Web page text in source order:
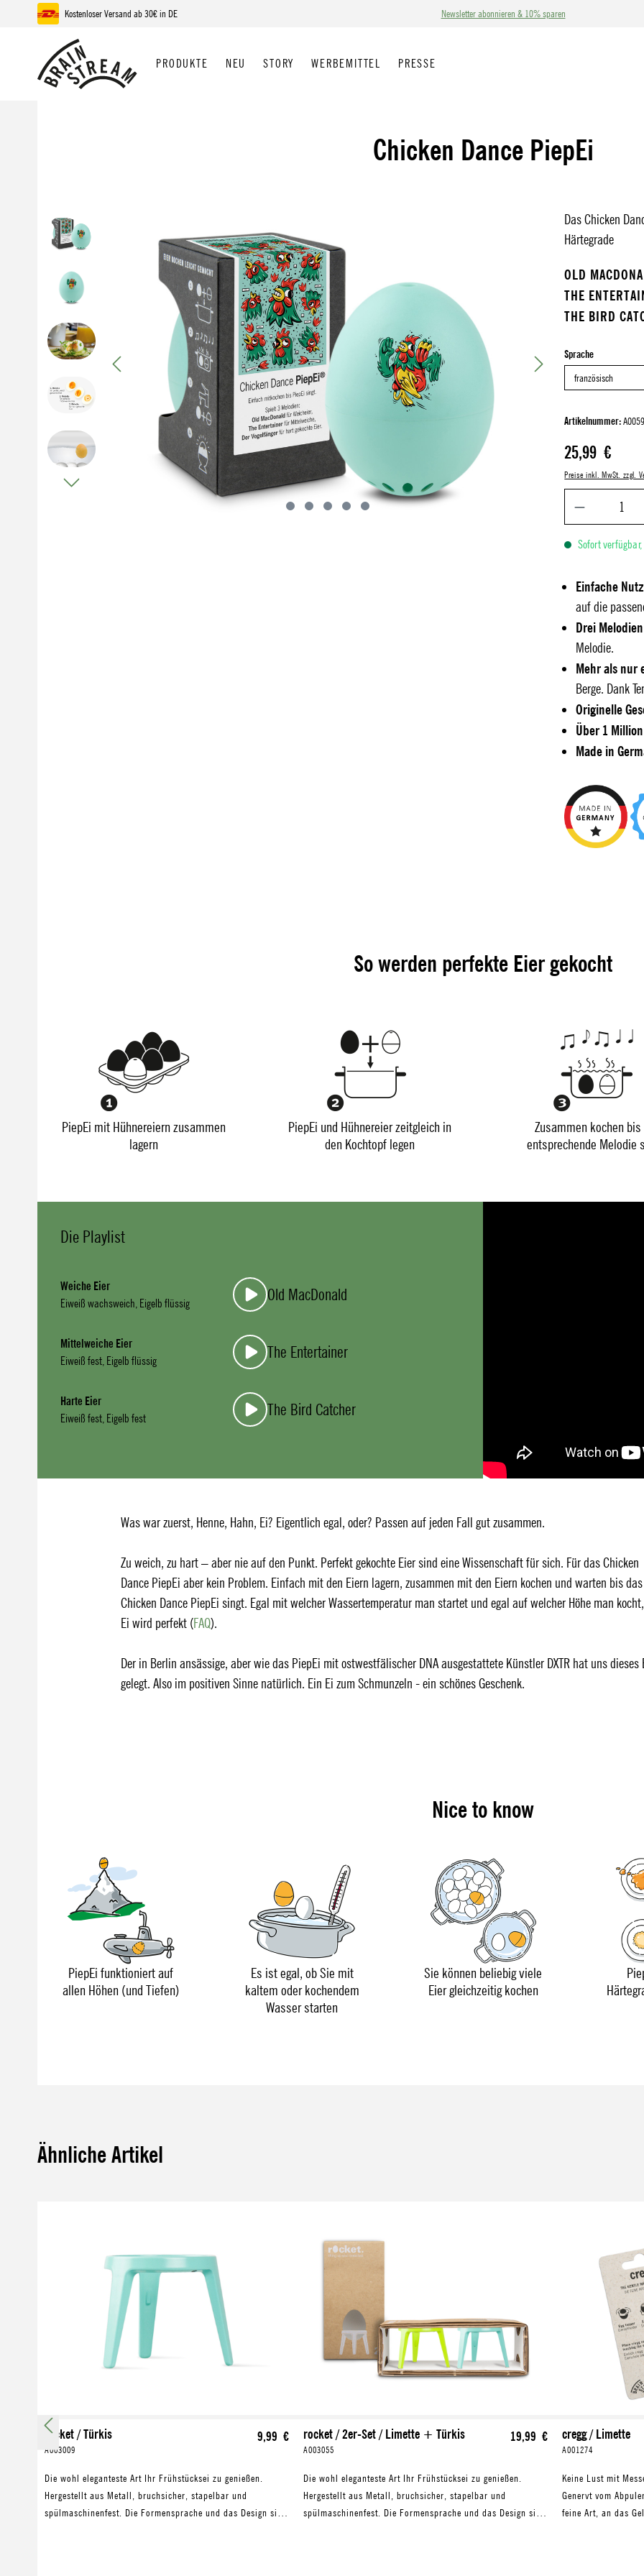
Hauptinhalt springen
Zur Suche springen
Zur Hauptnavigation springen
Kostenloser Versand ab 30€ in DE Newsletter abonnieren & 10% sparen
PRODUKTE NEU STORY WERBEMITTEL PRESSE
Chicken Dance PiepEi
Bildergalerie überspringen
Das Chicken
Härtegrade
OLD
THE
THE BIRD
Spracheauswählen
Artikelnummer:
Regulärer Preis:
25,99 €
Preise inkl. MwSt. zzgl.
Sofort
Einfache
auf die
Drei Melodien
Melodie.
Mehr als nur
Berge. Dank
Originelle
Über 1
Made in
So werden perfekte Eier gekocht
PiepEi mit Hühnereiern zusammen
lagern
PiepEi und Hühnereier zeitgleich in
den Kochtopf legen
Zusammen kochen
entsprechende Melodie
Die Playlist
Weiche Eier
Eiweiß wachsweich, Eigelb flüssig Old MacDonald
Mittelweiche Eier
Eiweiß fest, Eigelb flüssig The Entertainer
Harte Eier
Eiweiß fest, Eigelb fest The Bird Catcher
Was war zuerst, Henne, Hahn, Ei? Eigentlich egal, oder? Passen auf jeden Fall gut zusammen.
Zu weich, zu hart – aber nie auf den Punkt. Perfekt gekochte Eier sind eine Wissenschaft für sich. Für das Chicken
Dance PiepEi aber kein Problem. Einfach mit den Eiern lagern, zusammen mit den Eiern kochen und warten bis das
Chicken Dance PiepEi singt. Egal mit welcher Wassertemperatur man startet und egal auf welcher Höhe man
Ei wird perfekt (FAQ).
Der in Berlin ansässige, aber wie das PiepEi mit ostwestfälischer DNA ausgestattete Künstler DXTR hat uns dieses
gelegt. Also im positiven Sinne natürlich. Ein Ei zum Schmunzeln - ein schönes Geschenk.
Nice to know
PiepEi funktioniert auf
allen Höhen (und Tiefen)
Es ist egal, ob Sie mit
kaltem oder kochendem
Wasser starten
Sie können beliebig viele
Eier gleichzeitig kochen
Ähnliche Artikel
rocket / Türkis
A003009
9,99 €
Die wohl eleganteste Art Ihr Frühstücksei zu genießen.
Hergestellt aus Metall, bruchsicher, stapelbar und
spülmaschinenfest. Die Formensprache und das Design sind
rocket / 2er-Set / Limette + Türkis
A003055
19,99 €
Die wohl eleganteste Art Ihr Frühstücksei zu genießen.
Hergestellt aus Metall, bruchsicher, stapelbar und
spülmaschinenfest. Die Formensprache und das Design sind
cregg / Limette
A001274
Keine Lust mit
Genervt vom
feine Art, an das